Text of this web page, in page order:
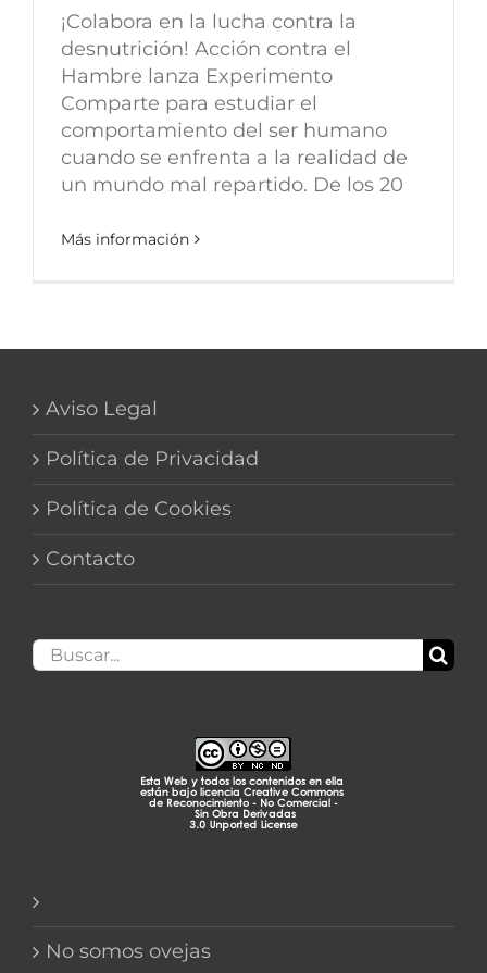
¡Colabora en la lucha contra la
desnutrición! Acción contra el
Hambre lanza Experimento
Comparte para estudiar el
comportamiento del ser humano
cuando se enfrenta a la realidad de
un mundo mal repartido. De los 20
Más información
Aviso Legal
Política de Privacidad
Política de Cookies
Contacto
Buscar:
No somos ovejas